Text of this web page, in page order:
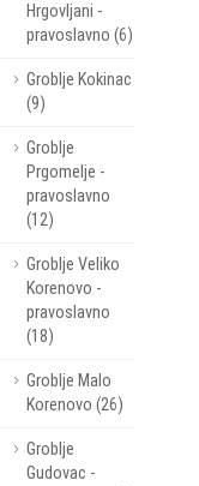
Hrgovljani -
pravoslavno (6)
Groblje Kokinac
(9)
Groblje
Prgomelje -
pravoslavno
(12)
Groblje Veliko
Korenovo -
pravoslavno
(18)
Groblje Malo
Korenovo (26)
Groblje
Gudovac -